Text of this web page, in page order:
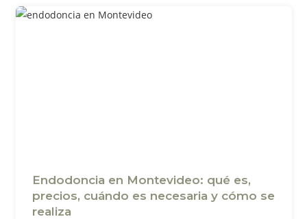
Endodoncia en Montevideo: qué es,
precios, cuándo es necesaria y cómo se
realiza